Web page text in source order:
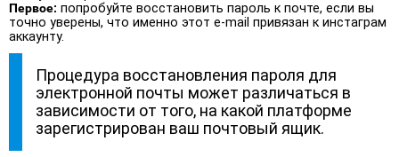
Первое: попробуйте восстановить пароль к почте, если вы
точно уверены, что именно этот e-mail привязан к инстаграм
аккаунту.
Процедура восстановления пароля для
электронной почты может различаться в
зависимости от того, на какой платформе
зарегистрирован ваш почтовый ящик.